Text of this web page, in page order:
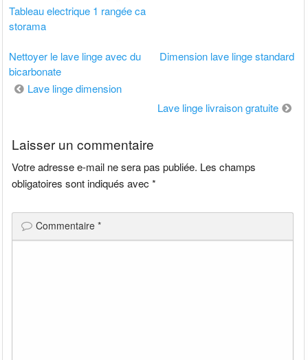
Tableau electrique 1 rangée ca
storama
Nettoyer le lave linge avec du
bicarbonate
Dimension lave linge standard
Navigation
Lave linge dimension
Lave linge livraison gratuite
Laisser un commentaire
Votre adresse e-mail ne sera pas publiée. Les champs
obligatoires sont indiqués avec*
Commentaire*